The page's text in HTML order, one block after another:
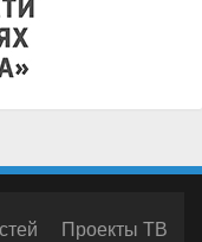
Проекты ТВ